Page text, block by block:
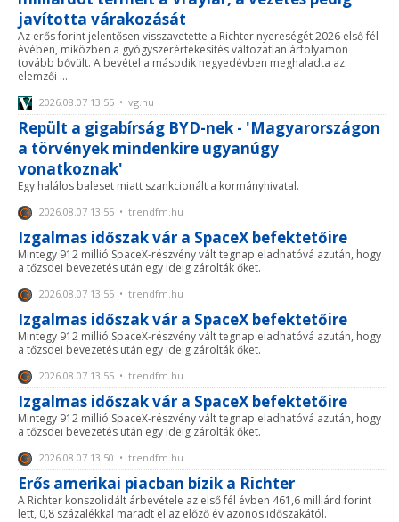
javította várakozását
Az erős forint jelentősen visszavetette a Richter nyereségét 2026 első fél
évében, miközben a gyógyszerértékesítés változatlan árfolyamon
tovább bővült. A bevétel a második negyedévben meghaladta az
elemzői ...
2026.08.07 13:55 • vg.hu
Repült a gigabírság BYD-nek - 'Magyarországon
a törvények mindenkire ugyanúgy
vonatkoznak'
Egy halálos baleset miatt szankcionált a kormányhivatal.
2026.08.07 13:55 • trendfm.hu
Izgalmas időszak vár a SpaceX befektetőire
Mintegy 912 millió SpaceX-részvény vált tegnap eladhatóvá azután, hogy
a tőzsdei bevezetés után egy ideig zárolták őket.
2026.08.07 13:55 • trendfm.hu
Izgalmas időszak vár a SpaceX befektetőire
Mintegy 912 millió SpaceX-részvény vált tegnap eladhatóvá azután, hogy
a tőzsdei bevezetés után egy ideig zárolták őket.
2026.08.07 13:55 • trendfm.hu
Izgalmas időszak vár a SpaceX befektetőire
Mintegy 912 millió SpaceX-részvény vált tegnap eladhatóvá azután, hogy
a tőzsdei bevezetés után egy ideig zárolták őket.
2026.08.07 13:50 • trendfm.hu
Erős amerikai piacban bízik a Richter
A Richter konszolidált árbevétele az első fél évben 461,6 milliárd forint
lett, 0,8 százalékkal maradt el az előző év azonos időszakától.